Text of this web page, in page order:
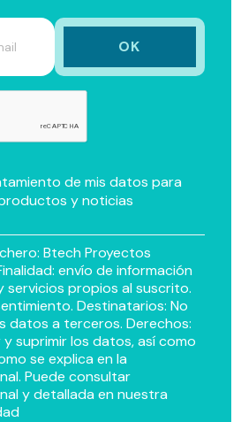
de mis datos para
y noticias
Btech Proyectos
envío de información
propios al suscrito.
Destinatarios: No
datos a terceros. Derechos:
suprimir los datos, así como
se explica en la
Puede consultar
y detallada en nuestra